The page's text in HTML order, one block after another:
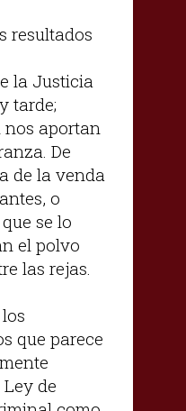
resultados
la Justicia
tarde;
nos aportan
De
de la venda
o
se lo
el polvo
las rejas.
que parece
de